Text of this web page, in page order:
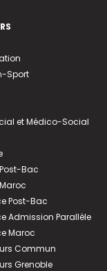
Sport
et Médico-Social
Bac
Post-Bac
Admission Parallèle
Maroc
Commun
Grenoble